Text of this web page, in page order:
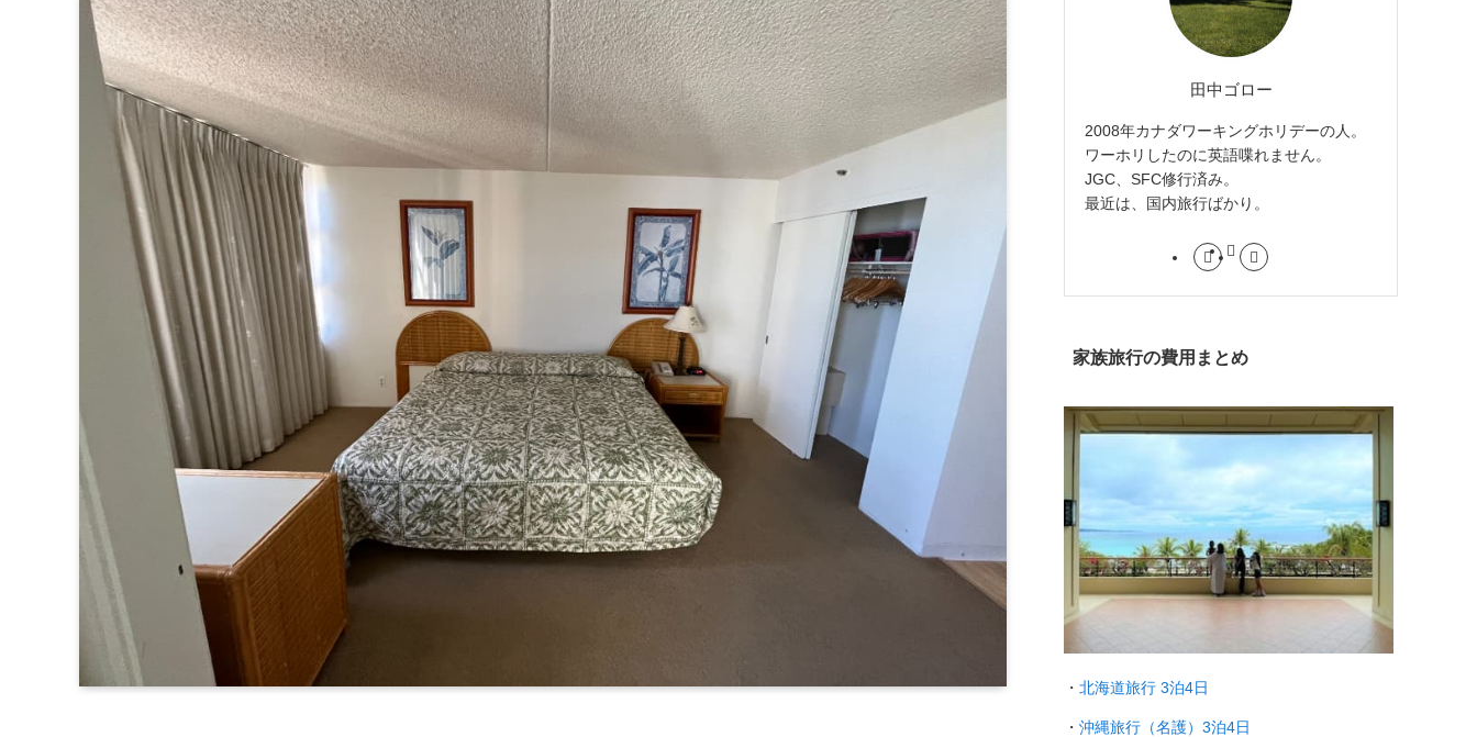
田中ゴロー
2008年カナダワーキングホリデーの人。
ワーホリしたのに英語喋れません。
JGC、SFC修行済み。
最近は、国内旅行ばかり。
家族旅行の費用まとめ
・ 北海道旅行 3泊4日
・ 沖縄旅行（名護）3泊4日